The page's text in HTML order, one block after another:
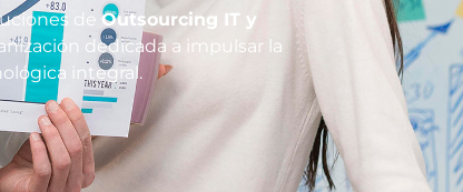
de Outsourcing IT y
dedicada a impulsar la
integral.